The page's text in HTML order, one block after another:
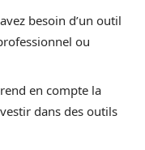
besoin d’un outil
ou
en compte la
dans des outils